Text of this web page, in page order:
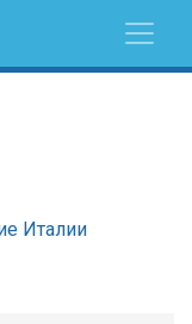
Италии